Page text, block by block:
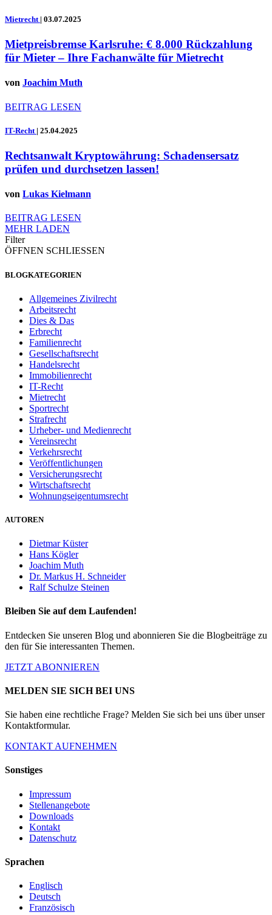
Mietrecht | 03.07.2025
Mietpreisbremse Karlsruhe: € 8.000 Rückzahlung
für Mieter – Ihre Fachanwälte für Mietrecht
von Joachim Muth
BEITRAG LESEN
IT-Recht | 25.04.2025
Rechtsanwalt Kryptowährung: Schadensersatz
prüfen und durchsetzen lassen!
von Lukas Kielmann
BEITRAG LESEN
MEHR LADEN
Filter
ÖFFNEN SCHLIESSEN
BLOGKATEGORIEN
Allgemeines Zivilrecht
Arbeitsrecht
Dies & Das
Erbrecht
Familienrecht
Gesellschaftsrecht
Handelsrecht
Immobilienrecht
IT-Recht
Mietrecht
Sportrecht
Strafrecht
Urheber- und Medienrecht
Vereinsrecht
Verkehrsrecht
Veröffentlichungen
Versicherungsrecht
Wirtschaftsrecht
Wohnungseigentumsrecht
AUTOREN
Dietmar Küster
Hans Kögler
Joachim Muth
Dr. Markus H. Schneider
Ralf Schulze Steinen
Bleiben Sie auf dem Laufenden!
Entdecken Sie unseren Blog und abonnieren Sie die Blogbeiträge zu
den für Sie interessanten Themen.
JETZT ABONNIEREN
MELDEN SIE SICH BEI UNS
Sie haben eine rechtliche Frage? Melden Sie sich bei uns über unser
Kontaktformular.
KONTAKT AUFNEHMEN
Sonstiges
Impressum
Stellenangebote
Downloads
Kontakt
Datenschutz
Sprachen
Englisch
Deutsch
Französisch